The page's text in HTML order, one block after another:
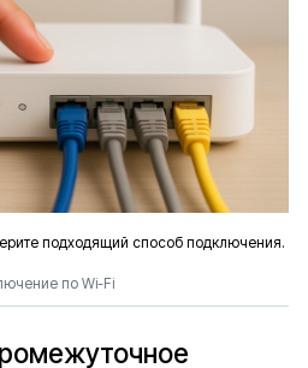
подходящий способ подключения.
по Wi-Fi